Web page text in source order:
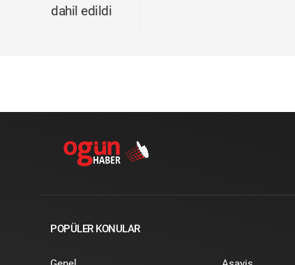
dahil edildi
POPÜLER KONULAR